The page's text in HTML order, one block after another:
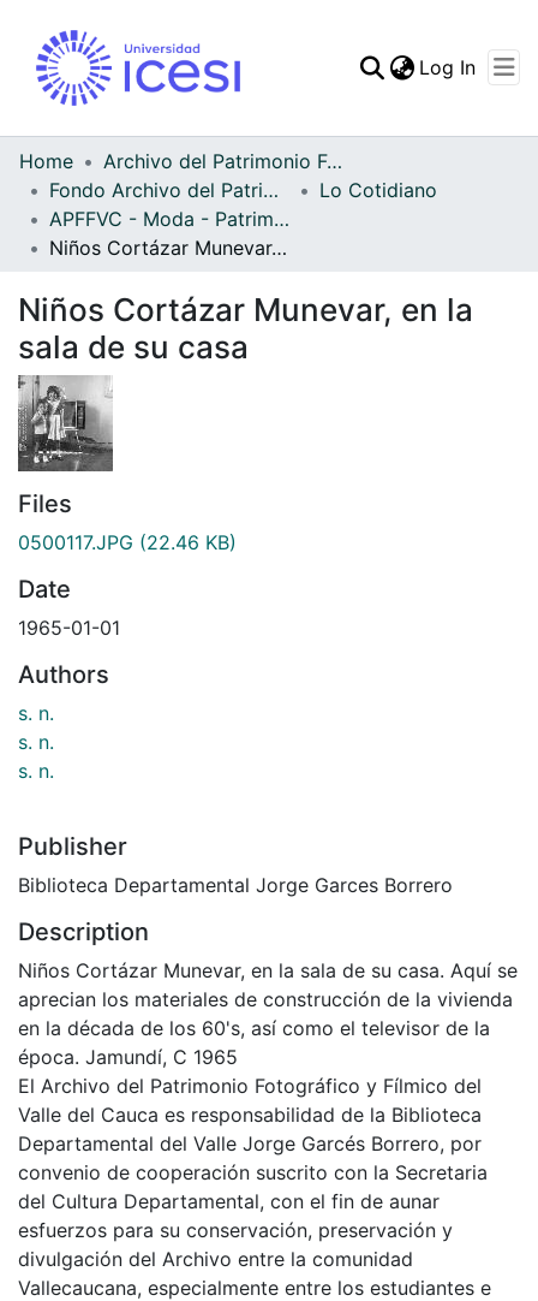
Statistics
Log In
Home
Archivo del Patrimonio Fotográfico y Fílmico del Valle del Cauca
Fondo Archivo del Patrimonio Fotográfico y Fílmico del Valle del Cauca
Lo Cotidiano
APFFVC - Moda - Patrimonial
Niños Cortázar Munevar, en la sala de su casa
Niños Cortázar Munevar, en la
sala de su casa
Files
0500117.JPG (22.46 KB)
Date
1965-01-01
Authors
s. n.
s. n.
s. n.
Publisher
Biblioteca Departamental Jorge Garces Borrero
Description
Niños Cortázar Munevar, en la sala de su casa. Aquí se
aprecian los materiales de construcción de la vivienda
en la década de los 60's, así como el televisor de la
época. Jamundí, C 1965
El Archivo del Patrimonio Fotográfico y Fílmico del
Valle del Cauca es responsabilidad de la Biblioteca
Departamental del Valle Jorge Garcés Borrero, por
convenio de cooperación suscrito con la Secretaria
del Cultura Departamental, con el fin de aunar
esfuerzos para su conservación, preservación y
divulgación del Archivo entre la comunidad
Vallecaucana, especialmente entre los estudiantes e